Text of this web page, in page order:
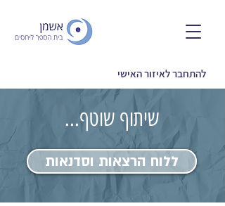
להתחבר לאיזור האישי
שיתוף שוטף...
ללוח הרצאות וסדנאות